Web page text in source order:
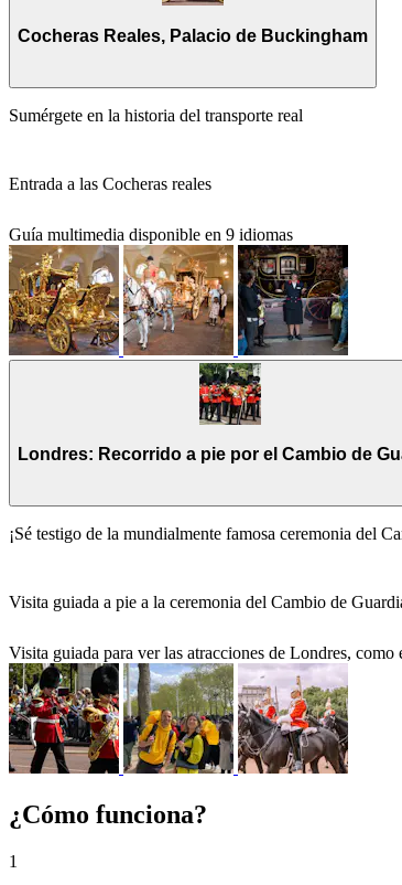
Cocheras Reales, Palacio de Buckingham
Sumérgete en la historia del transporte real
Entrada a las Cocheras reales
Guía multimedia disponible en 9 idiomas
Londres: Recorrido a pie por el Cambio de
¡Sé testigo de la mundialmente famosa ceremonia del
Visita guiada a pie a la ceremonia del Cambio de
Visita guiada para ver las atracciones de Londres,
¿Cómo funciona?
1